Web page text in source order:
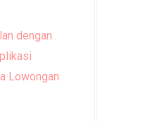
dengan
Lowongan